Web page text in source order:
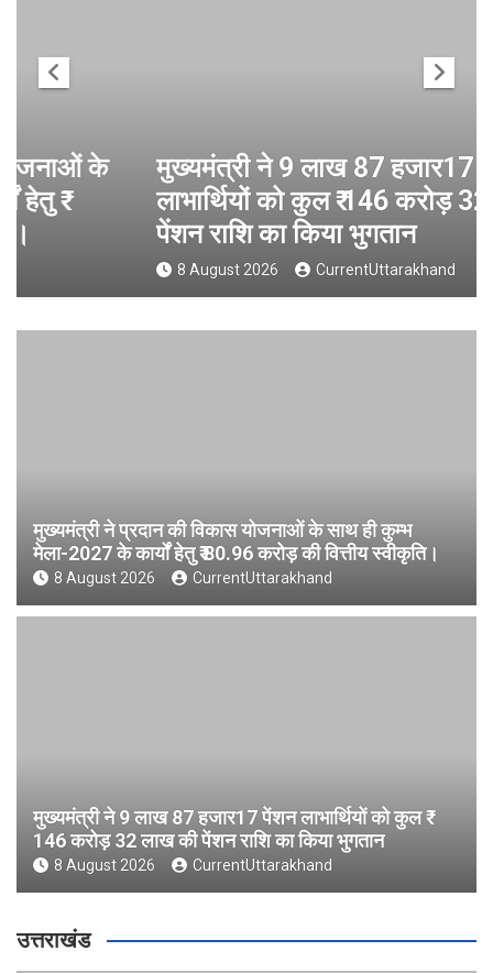
मुख्यमंत्री ने 9 लाख 87 हजार17 पेंशन
लाभार्थियों को कुल ₹ 146 करोड़ 32 लाख की
पेंशन राशि का किया भुगतान
CurrentUttarakhand
मुख्यमंत्री ने प्रदान की विकास योजनाओं के साथ ही कुम्भ
मेला-2027 के कार्यों हेतु ₹ 80.96 करोड़ की वित्तीय स्वीकृति।
8 August 2026 CurrentUttarakhand
मुख्यमंत्री ने 9 लाख 87 हजार17 पेंशन लाभार्थियों को कुल ₹
146 करोड़ 32 लाख की पेंशन राशि का किया भुगतान
8 August 2026 CurrentUttarakhand
उत्तराखंड